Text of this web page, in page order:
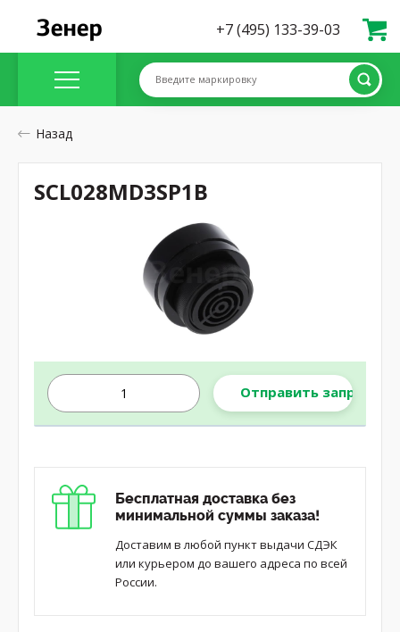
+7 (495) 133-39-03
Введите маркировку
Назад
Отправить запрос
Бесплатная доставка без
минимальной суммы заказа!
Доставим в любой пункт выдачи СДЭК
или курьером до вашего адреса по всей
России.
SCL028MD3SP1B